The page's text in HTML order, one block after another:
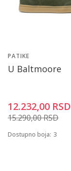
PATIKE
U Baltmoore
12.232,00 RSD
15.290,00RSD
Dostupno boja: 3